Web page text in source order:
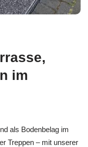
im
als Bodenbelag im
Treppen – mit unserer